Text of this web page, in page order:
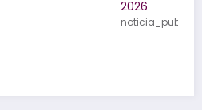
noticia_publicada